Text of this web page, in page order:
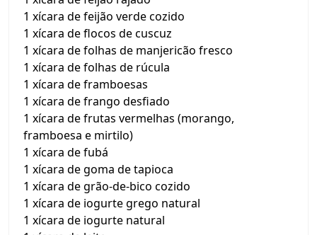
1 xícara de feijão verde cozido
1 xícara de flocos de cuscuz
1 xícara de folhas de manjericão fresco
1 xícara de folhas de rúcula
1 xícara de framboesas
1 xícara de frango desfiado
1 xícara de frutas vermelhas (morango,
framboesa e mirtilo)
1 xícara de fubá
1 xícara de goma de tapioca
1 xícara de grão-de-bico cozido
1 xícara de iogurte grego natural
1 xícara de iogurte natural